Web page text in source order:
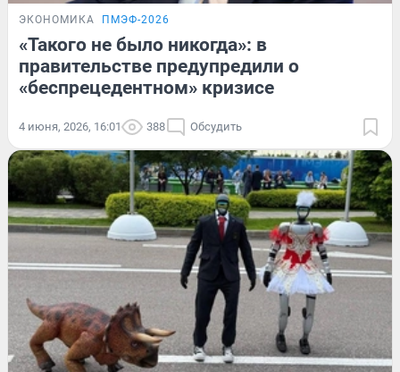
ЭКОНОМИКА ПМЭФ-2026
«Такого не было никогда»: в
правительстве предупредили о
«беспрецедентном» кризисе
4 июня, 2026, 16:01 388 Обсудить